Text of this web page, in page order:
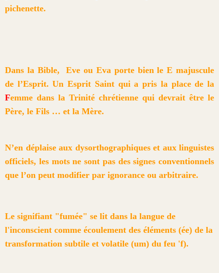
pichenette.
Dans la Bible, Eve ou Eva porte bien le E majuscule
de l’Esprit. Un Esprit Saint qui a pris la place de la
Femme dans la Trinité chrétienne qui devrait être le
Père, le Fils … et la Mère.
N’en déplaise aux dysorthographiques et aux linguistes
officiels, les mots ne sont pas des signes conventionnels
que l’on peut modifier par ignorance ou arbitraire.
Le signifiant "fumée" se lit dans la langue de
l'inconscient comme écoulement des éléments (ée) de la
transformation subtile et volatile (um) du feu 'f).